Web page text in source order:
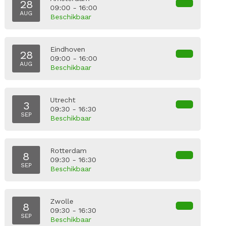
28
AUG
09:00 - 16:00
Beschikbaar
28
AUG
Eindhoven
09:00 - 16:00
Beschikbaar
3
SEP
Utrecht
09:30 - 16:30
Beschikbaar
8
SEP
Rotterdam
09:30 - 16:30
Beschikbaar
8
SEP
Zwolle
09:30 - 16:30
Beschikbaar